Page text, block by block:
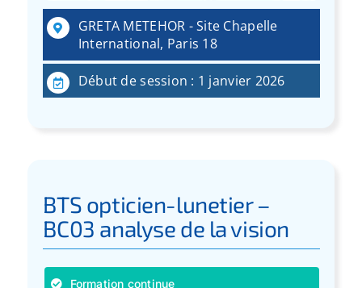
GRETA METEHOR - Site Chapelle
International, Paris 18
Début de session : 1 janvier 2026
BTS opticien-lunetier –
BC03 analyse de la vision
Formation continue